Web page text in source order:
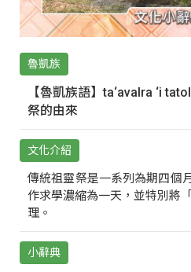
魯凱族
【魯凱族語】ta‘avalra ‘i
祭的由來
文化介紹
傳統祖靈祭是一系列為期四個
作求學濃縮為一天，並特別將
理。
小辭典